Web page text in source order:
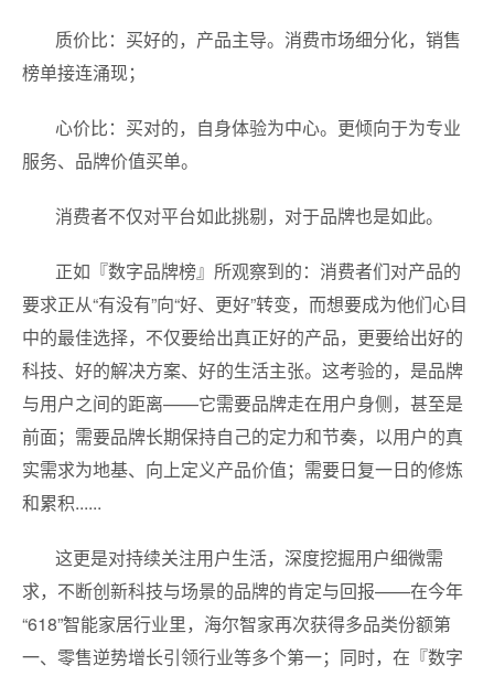
质价比：买好的，产品主导。消费市场细分化，销售
榜单接连涌现；
心价比：买对的，自身体验为中心。更倾向于为专业
服务、品牌价值买单。
消费者不仅对平台如此挑剔，对于品牌也是如此。
正如『数字品牌榜』所观察到的：消费者们对产品的
要求正从“有没有”向“好、更好”转变，而想要成为他们心目
中的最佳选择，不仅要给出真正好的产品，更要给出好的
科技、好的解决方案、好的生活主张。这考验的，是品牌
与用户之间的距离——它需要品牌走在用户身侧，甚至是
前面；需要品牌长期保持自己的定力和节奏，以用户的真
实需求为地基、向上定义产品价值；需要日复一日的修炼
和累积......
这更是对持续关注用户生活，深度挖掘用户细微需
求，不断创新科技与场景的品牌的肯定与回报——在今年
“618”智能家居行业里，海尔智家再次获得多品类份额第
一、零售逆势增长引领行业等多个第一；同时，在『数字